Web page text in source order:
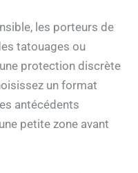
les porteurs de
tatouages ou
protection discrète
un format
antécédents
petite zone avant